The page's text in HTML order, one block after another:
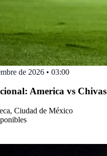
de 2026 • 03:00
America vs Chivas
, Ciudad de México